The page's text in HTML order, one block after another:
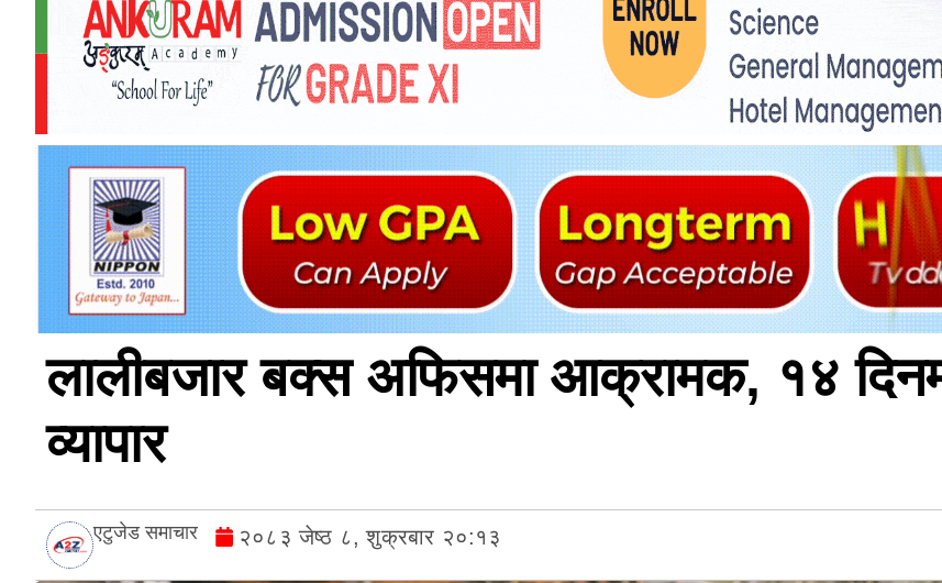
लालीबजार बक्स अफिसमा आक्रामक, १४
व्यापार
एटुजेड समाचार २०८३ जेष्ठ ८, शुक्रबार २०:१३